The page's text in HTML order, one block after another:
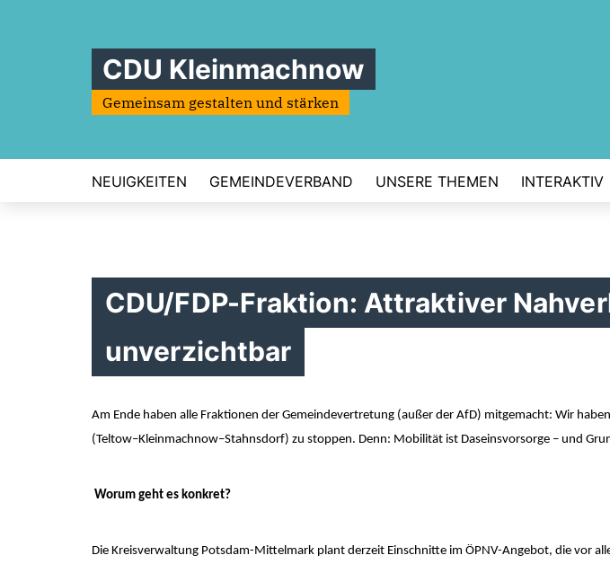
CDU Kleinmachnow
Gemeinsam gestalten und stärken
NEUIGKEITEN GEMEINDEVERBAND UNSERE THEMEN INTERAKTIV
CDU/FDP-Fraktion: Attraktiver
unverzichtbar
Am Ende haben alle Fraktionen der Gemeindevertretung (außer der AfD) mitgemacht: Wir
(Teltow–Kleinmachnow–Stahnsdorf) zu stoppen. Denn: Mobilität ist Daseinsvorsorge – und
Worum geht es konkret?
Die Kreisverwaltung Potsdam-Mittelmark plant derzeit Einschnitte im ÖPNV-Angebot, die vor